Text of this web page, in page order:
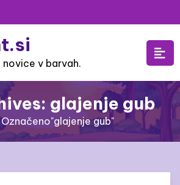
novice v barvah.
glajenje gub
Označeno"glajenje gub"